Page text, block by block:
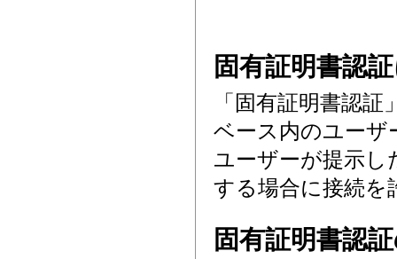
固有証明書認
「固有証明書認
ベース内のユーザ
ユーザーが提示し
する場合に接続を
固有証明書認